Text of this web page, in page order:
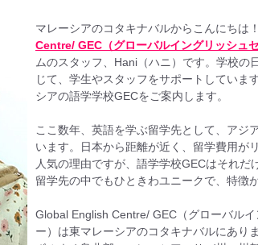
マレーシアのコタキナバルからこんにちは！
Centre/ GEC（グローバルイングリッシュセ
ムのスタッフ、Hani（ハニ）です。学校の
じて、学生やスタッフをサポートしていま
シアの語学学校GECをご案内します。
ここ数年、英語を学ぶ留学先として、アジ
います。日本から距離が近く、留学費用が
人気の理由ですが、語学学校GECはそれだ
留学先の中でもひときわユニークで、特徴
Global English Centre/ GEC（グローバル
ー）は東マレーシアのコタキナバルにあり